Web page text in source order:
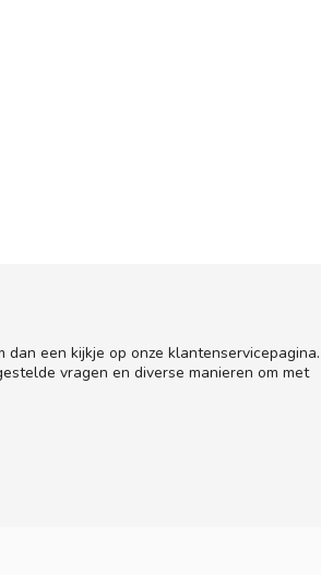
een kijkje op onze klantenservicepagina.
vragen en diverse manieren om met